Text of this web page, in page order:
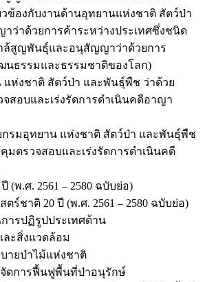
วข้องกับงานด้านอุทยานแห่งชาติ สัตว์ป่า
ว่าด้วยการค้าระหว่างประเทศซึ่งชนิด
ล้สูญพันธุ์และอนุสัญญาว่าด้วยการ
นธรรมและธรรมชาติของโลก)
แห่งชาติ สัตว์ป่า และพันธุ์พืช ว่าด้วย
สอบและเร่งรัดการดำเนินคดีอาญา
กรมอุทยาน แห่งชาติ สัตว์ป่า และพันธุ์พืช
มตรวจสอบและเร่งรัดการดำเนินคดี
(พ.ศ. 2561 – 2580 ฉบับย่อ)
ร์ชาติ 20 ปี (พ.ศ. 2561 – 2580 ฉบับย่อ)
ารปฏิรูปประเทศด้าน
ะสิ่งแวดล้อม
ายป่าไม้แห่งชาติ
จัดการฟื้นฟูพื้นที่ป่าอนุรักษ์